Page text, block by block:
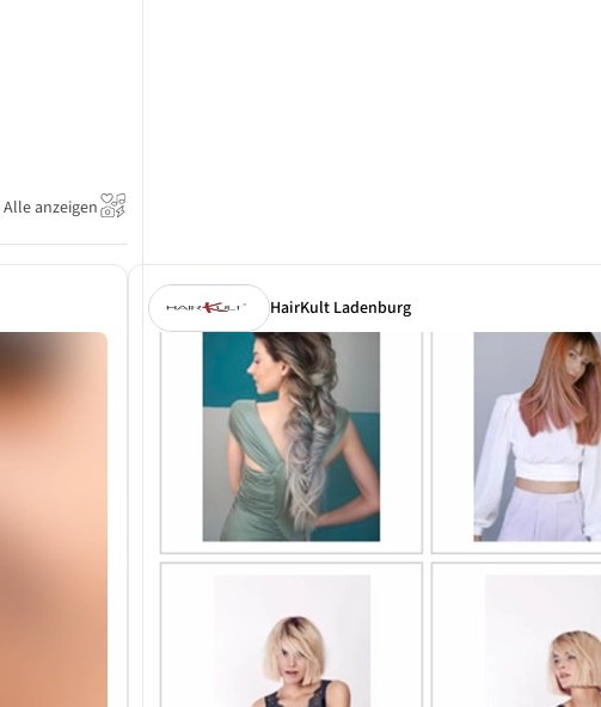
Alle anzeigen
HairKult Ladenburg